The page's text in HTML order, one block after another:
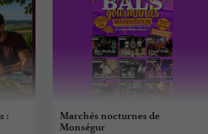
:
Marchés nocturnes de
Monségur